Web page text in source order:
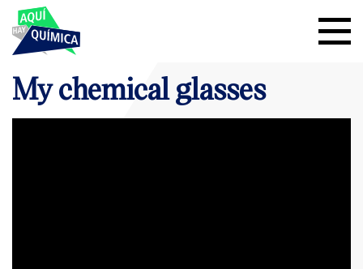
My chemical glasses